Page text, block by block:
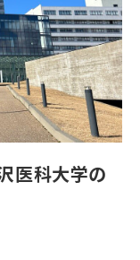
医科大学の